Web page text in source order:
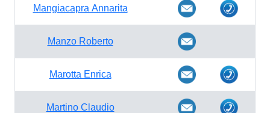
Mangiacapra Annarita
Manzo Roberto
Marotta Enrica
Martino Claudio